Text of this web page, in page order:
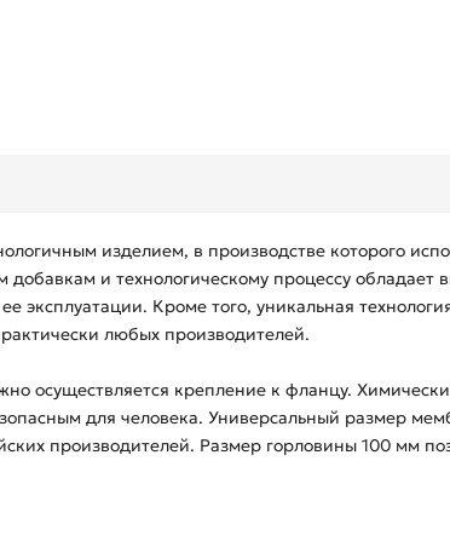
изделием, в производстве которого
и технологическому процессу обладает
эксплуатации. Кроме того, уникальная
любых производителей.
осуществляется крепление к фланцу.
для человека. Универсальный размер
производителей. Размер горловины 100 мм